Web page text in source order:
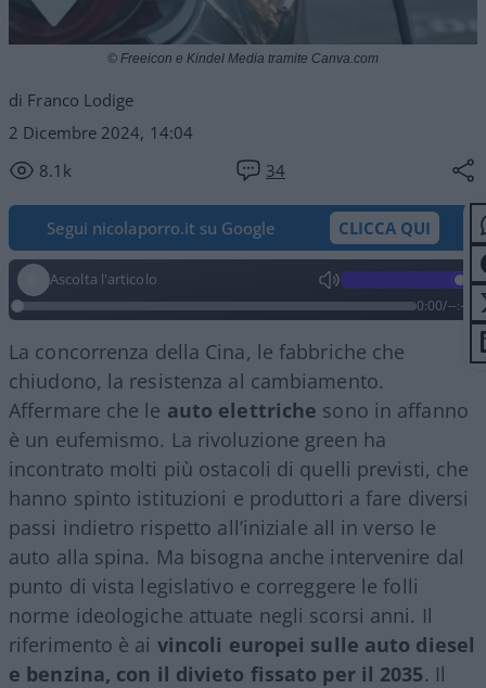
di Franco Lodige
2 Dicembre 2024, 14:04
8.1k
34
© Freeicon e Kindel Media tramite Canva.com
Segui nicolaporro.it su Google CLICCA QUI
Ascolta l'articolo
0:00/--:--
La concorrenza della Cina, le fabbriche che
chiudono, la resistenza al cambiamento.
Affermare che le auto elettriche sono in affanno
è un eufemismo. La rivoluzione green ha
incontrato molti più ostacoli di quelli previsti, che
hanno spinto istituzioni e produttori a fare diversi
passi indietro rispetto all’iniziale all in verso le
auto alla spina. Ma bisogna anche intervenire dal
punto di vista legislativo e correggere le folli
norme ideologiche attuate negli scorsi anni. Il
riferimento è ai vincoli europei sulle auto diesel
e benzina, con il divieto fissato per il 2035. Il